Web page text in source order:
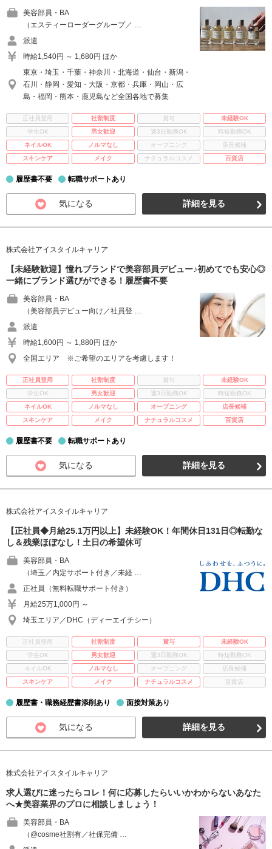
美容部員・BA
（エスティーローダーグループ／ …
派遣
時給1,540円 ～ 1,680円 ほか
東京・埼玉・千葉・神奈川・北海道・仙台・新潟・
石川・静岡・愛知・大阪・京都・兵庫・岡山・広
島・福岡・熊本・鹿児島など全国各地で募集
正社員登用 社割制度 賞与
未経験OK
学生OK
男女歓迎 週3日勤務OK
時短勤務OK
ネイルOK
ノルマなし オープニング
店長候補
スキンケア
メイク ナチュラルコスメ 百貨店
履歴書不要 転職サポートあり
気になる 詳細を見る
株式会社アイスタイルキャリア
【未経験歓迎】憧れブランドで美容部員デビュー♪初めてでも安心◎
一緒にブランド選びができる！履歴書不要
美容部員・BA
（美容部員デビュー向け／社員登 …
派遣
時給1,600円 ～ 1,880円 ほか
全国エリア ※ご希望のエリアを考慮します！
正社員登用 社割制度 賞与
未経験OK
学生OK
男女歓迎 週3日勤務OK
時短勤務OK
ネイルOK
ノルマなし オープニング
店長候補
スキンケア
メイク ナチュラルコスメ 百貨店
履歴書不要 転職サポートあり
気になる 詳細を見る
株式会社アイスタイルキャリア
【正社員◆月給25.1万円以上】未経験OK！年間休日131日◎転勤な
し＆残業ほぼなし！土日の希望休可
美容部員・BA
（埼玉／内定サポート付き／未経 …
正社員（無料転職サポート付き）
月給25万1,000円 ～
埼玉エリア／DHC（ディーエイチシー）
正社員登用 社割制度 賞与
未経験OK
学生OK
男女歓迎 週3日勤務OK
時短勤務OK
ネイルOK
ノルマなし オープニング
店長候補
スキンケア
メイク ナチュラルコスメ 百貨店
履歴書・職務経歴書添削あり 面接対策あり
気になる 詳細を見る
株式会社アイスタイルキャリア
求人選びに迷ったらコレ！何に応募したらいいかわからないあなた
へ★美容業界のプロに相談しましょう！
美容部員・BA
（@cosme社割有／社保完備 …